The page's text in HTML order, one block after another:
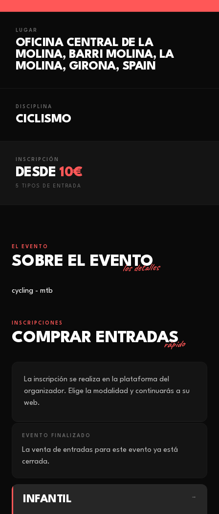
LUGAR
OFICINA CENTRAL DE LA
MOLINA, BARRI MOLINA, LA
MOLINA, GIRONA, SPAIN
DISCIPLINA
CICLISMO
INSCRIPCIÓN
DESDE 10€
5 TIPO S DE ENTRADA
EL EVENTO
SOBRE EL EVENTO
los detalles
cycling - mtb
INSCRIPCIONES
COMPRAR ENTRADAS
rápido
La inscripción se realiza en la plataforma del
organizador. Elige la modalidad y continuarás a su
web.
EVENTO FINALIZADO
La venta de entradas para este evento ya está
cerrada.
INFANTIL →